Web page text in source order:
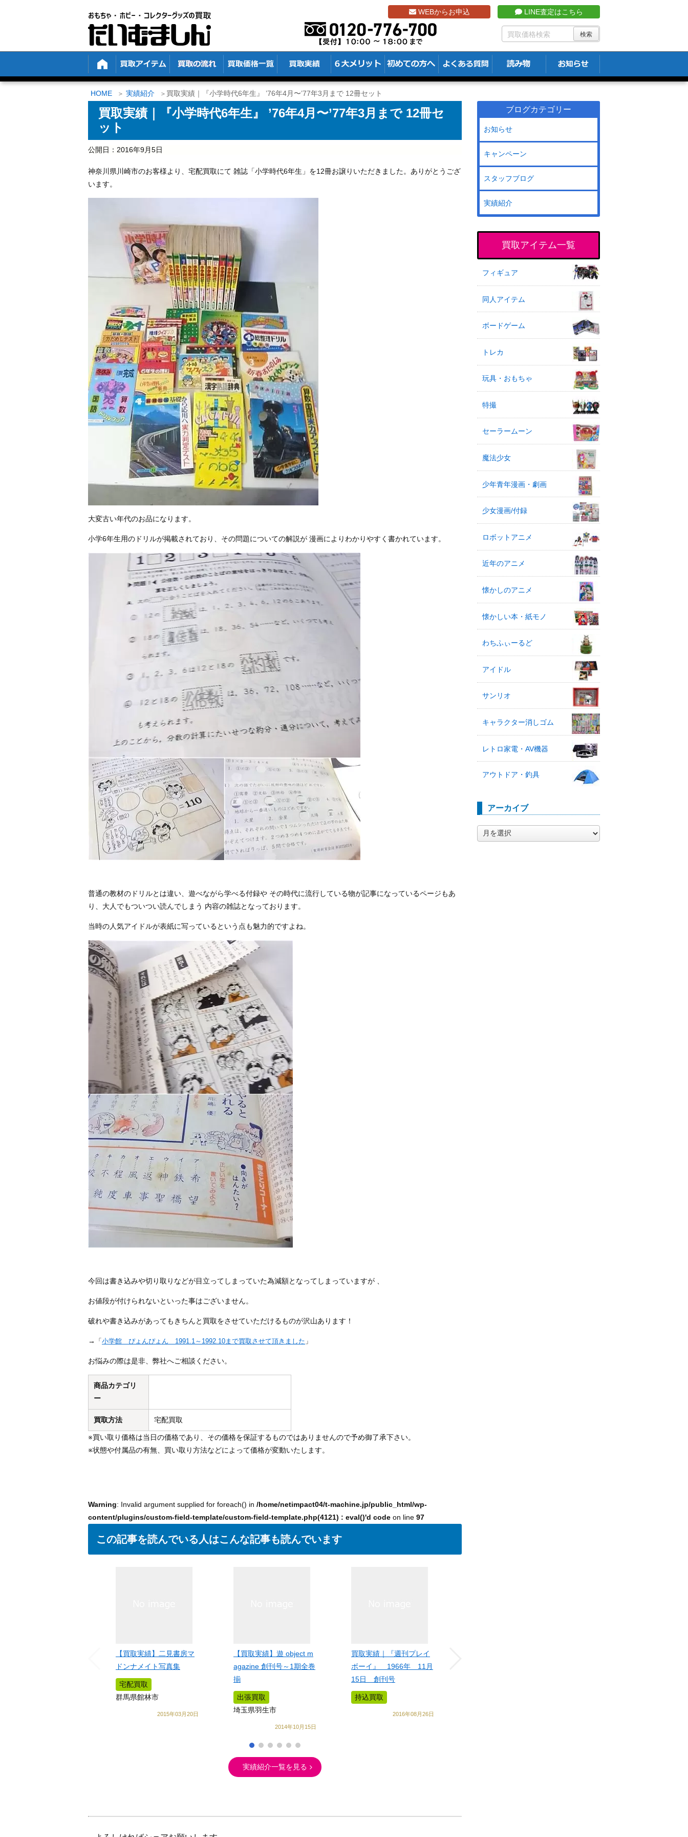
WEBからお申込 LINE査定はこちら
HOME 実績紹介 買取実績｜『小学時代6年生』 ’76年4月〜’77年3月まで 12冊セット
買取実績｜『小学時代6年生』 ’76年4月〜’77年3月まで 12冊セ
ット
公開日： 2016年9月5日
神奈川県川崎市のお客様より、宅配買取にて 雑誌「小学時代6年生」を12冊お譲りいただきました。ありがとうござ
います。
大変古い年代のお品になります。
小学6年生用のドリルが掲載されており、その問題についての解説が 漫画によりわかりやすく書かれています。
普通の教材のドリルとは違い、遊べながら学べる付録や その時代に流行している物が記事になっているページもあ
り、大人でもついつい読んでしまう 内容の雑誌となっております。
当時の人気アイドルが表紙に写っているという点も魅力的ですよね。
今回は書き込みや切り取りなどが目立ってしまっていた為減額となってしまっていますが 、
お値段が付けられないといった事はございません。
破れや書き込みがあってもきちんと買取をさせていただけるものが沢山あります！
→ 「 小学館 ぴょんぴょん 1991.1～1992.10まで買取させて頂きました 」
お悩みの際は是非、弊社へご相談ください。
商品カテゴリ
ー
買取方法 宅配買取
※買い取り価格は当日の価格であり、その価格を保証するものではありませんので予め御了承下さい。
※状態や付属品の有無、買い取り方法などによって価格が変動いたします。
Warning: Invalid argument supplied for foreach() in /home/netimpact04/t-machine.jp/public_html/wp-
content/plugins/custom-field-template/custom-field-template.php(4121) : eval()'d code on line 97
この記事を読んでいる人はこんな記事も読んでいます
【買取実績】二見書房マ
ドンナメイト写真集
宅配買取
群馬県館林市
2015年03月20日
【買取実績】遊 object m
agazine 創刊号～1期全巻
揃
出張買取
埼玉県羽生市
2014年10月15日
買取実績｜『週刊プレイ
ボーイ』 1966年 11月
15日 創刊号
持込買取
2016年08月26日
実績紹介一覧を見る
ブログカテゴリー
お知らせ
キャンペーン
スタッフブログ
実績紹介
買取アイテム一覧
フィギュア
同人アイテム
ボードゲーム
トレカ
玩具・おもちゃ
特撮
セーラームーン
魔法少女
少年青年漫画・劇画
少女漫画/付録
ロボットアニメ
近年のアニメ
懐かしのアニメ
懐かしい本・紙モノ
わちふぃーるど
アイドル
サンリオ
キャラクター消しゴム
レトロ家電・AV機器
アウトドア・釣具
アーカイブ
ー